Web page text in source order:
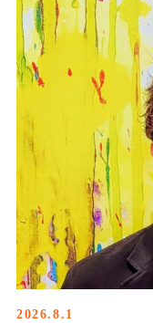
2026.8.1